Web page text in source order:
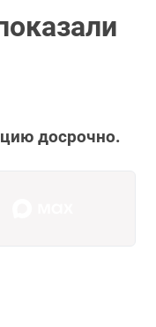
досрочно.